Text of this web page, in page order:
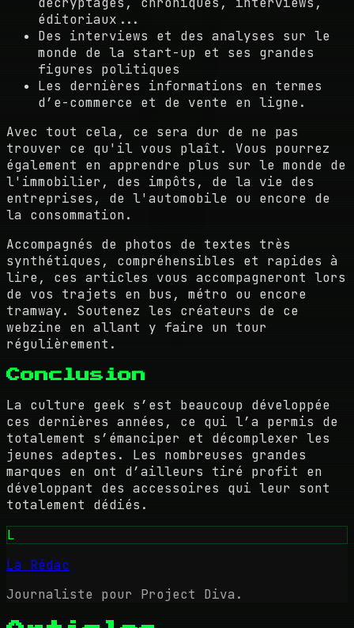
éditoriaux...
Des interviews et des analyses sur le
monde de la start-up et ses grandes
figures politiques
Les dernières informations en termes
d’e-commerce et de vente en ligne.
Avec tout cela, ce sera dur de ne pas
trouver ce qu'il vous plaît. Vous pourrez
également en apprendre plus sur le monde de
l'immobilier, des impôts, de la vie des
entreprises, de l'automobile ou encore de
la consommation.
Accompagnés de photos de textes très
synthétiques, compréhensibles et rapides à
lire, ces articles vous accompagneront lors
de vos trajets en bus, métro ou encore
tramway. Soutenez les créateurs de ce
webzine en allant y faire un tour
régulièrement.
Conclusion
La culture geek s’est beaucoup développée
ces dernières années, ce qui l’a permis de
totalement s’émanciper et décomplexer les
jeunes adeptes. Les nombreuses grandes
marques en ont d’ailleurs tiré profit en
développant des accessoires qui leur sont
totalement dédiés.
L
La Rédac
Journaliste pour Project Diva.